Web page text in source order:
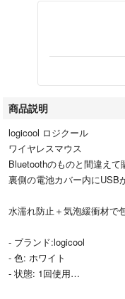
商品説明
logicool ロジクール
ワイヤレスマウス
Bluetoothのものと間違えて
裏側の電池カバー内にUSB
水濡れ防止＋気泡緩衝材で
- ブランド:logicool
- 色: ホワイト
- 状態: 1回使用